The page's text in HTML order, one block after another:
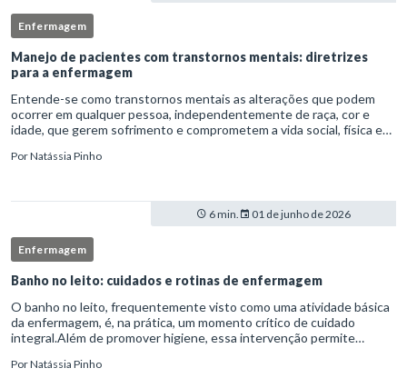
Enfermagem
Manejo de pacientes com transtornos mentais: diretrizes
para a enfermagem
Entende-se como transtornos mentais as alterações que podem
ocorrer em qualquer pessoa, independentemente de raça, cor e
idade, que gerem sofrimento e comprometem a vida social, física e
PorNatássia Pinho
6 min. 01 de junho de 2026
Enfermagem
Banho no leito: cuidados e rotinas de enfermagem
O banho no leito, frequentemente visto como uma atividade básica
da enfermagem, é, na prática, um momento crítico de cuidado
integral.Além de promover higiene, essa intervenção permite
PorNatássia Pinho